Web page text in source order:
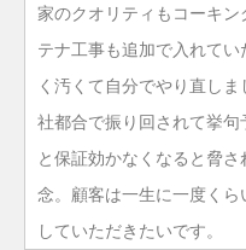
家のクオリティもコーキ
テナ工事も追加で入れて
く汚くて自分でやり直し
社都合で振り回されて挙
と保証効かなくなると脅
念。顧客は一生に一度く
していただきたいです。